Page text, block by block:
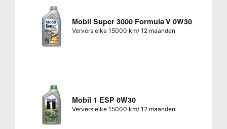
Mobil Super 3000 Formula V 0W30
Ververs elke 15000 km/ 12 maanden
Mobil 1 ESP 0W30
Ververs elke 15000 km/ 12 maanden